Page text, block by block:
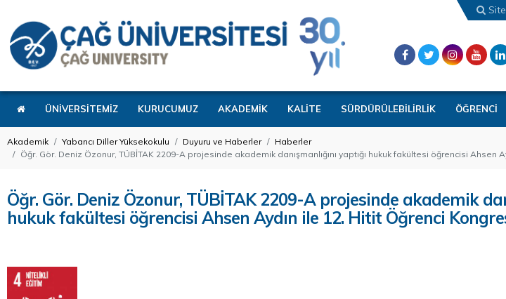
ÜNİVERSİTEMİZ KURUCUMUZ AKADEMİK KALİTE SÜRDÜRÜLEBİLİRLİK ÖĞRENCİ
Akademik Yabancı Diller Yüksekokulu Duyuru ve Haberler
Haberler
Öğr. Gör. Deniz Özonur, TÜBİTAK 2209-A projesinde akademik danışmanlığını yaptığı hukuk fakültesi öğrencisi Ahsen
Öğr. Gör. Deniz Özonur, TÜBİTAK 2209-A projesinde akademik
hukuk fakültesi öğrencisi Ahsen Aydın ile 12. Hitit Öğrenci